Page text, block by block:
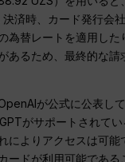
決済時、カード発行会
為替レートを適用した
あるため、最終的な請
が公式に公表し
がサポートされて
によりアクセスは可能
ードが利用可能である